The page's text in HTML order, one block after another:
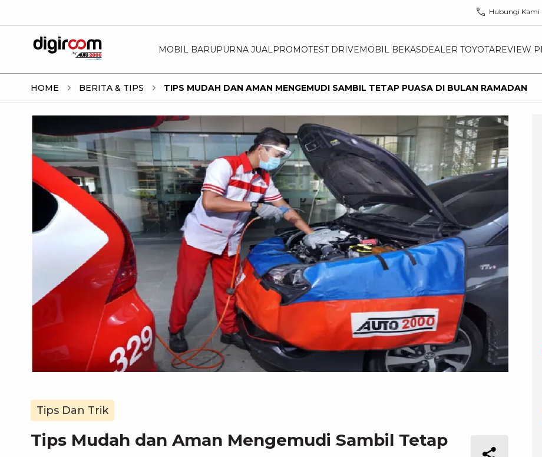
Hubungi Kami
MOBIL BARUPURNA JUAL PROMOTEST DRIVEMOBIL BEKASDEALER TOYOTAREVIEW
HOME BERITA & TIPS TIPS MUDAH DAN AMAN MENGEMUDI SAMBIL TETAP PUASA DI BULAN RAMADAN
Tips Dan Trik
Tips Mudah dan Aman Mengemudi Sambil Tetap